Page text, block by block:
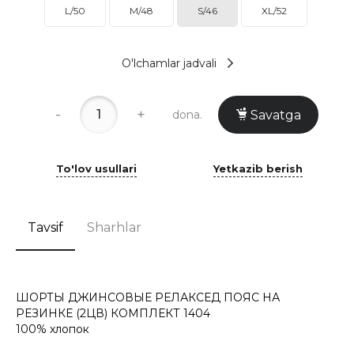
L/50 M/48 S/46 XL/52
O'lchamlar jadvali
- + dona. Savatga
To'lov usullari Yetkazib berish
Tavsif Sharhlar
ШОРТЫ ДЖИНСОВЫЕ РЕЛАКСЕД ПОЯС НА
РЕЗИНКЕ (2ЦВ) КОМПЛЕКТ 1404
100% хлопок